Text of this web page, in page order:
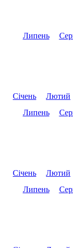
Липень
Січень Лютий
Липень
Січень Лютий
Липень